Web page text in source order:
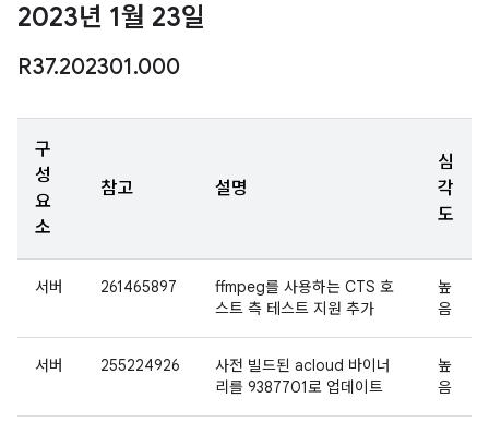
2023년 1월 23일
R37.202301.000
구
성
요
소
참고 설명
심
각
도
서버 261465897
ffmpeg를 사용하는 CTS 호
스트 측 테스트 지원 추가
높
음
서버 255224926
사전 빌드된 acloud 바이너
리를 9387701로 업데이트
높
음